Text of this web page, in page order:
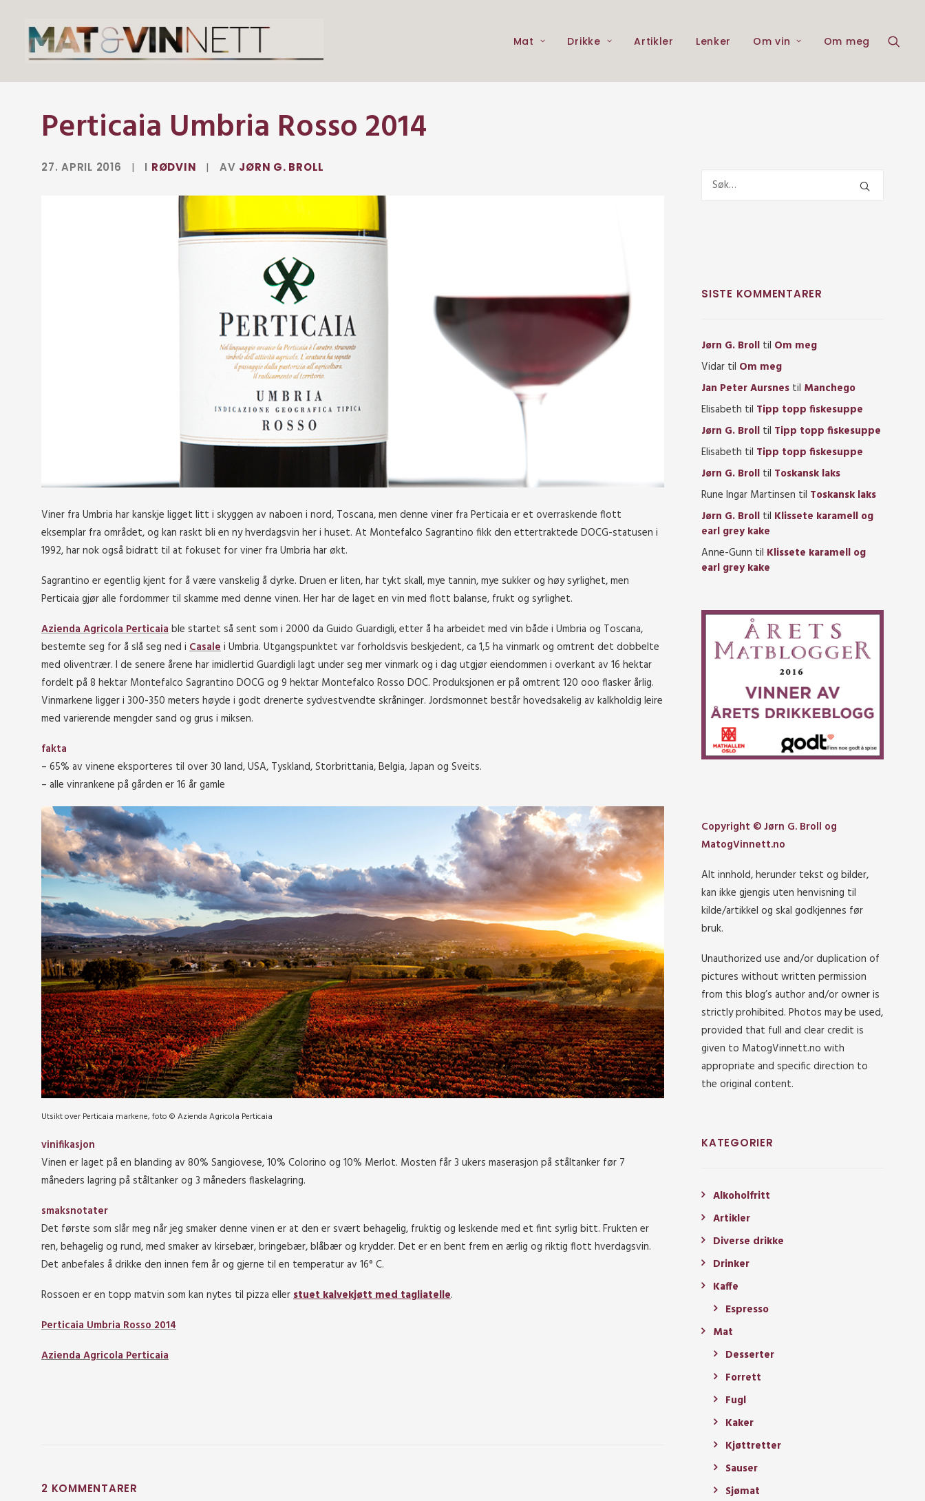
Mat Drikke Artikler Lenker Om vin Om meg
Perticaia Umbria Rosso 2014
27. APRIL 2016 | I RØDVIN | AV JØRN G. BROLL
Viner fra Umbria har kanskje ligget litt i skyggen av naboen i nord, Toscana, men denne viner fra Perticaia er et overraskende flott
eksemplar fra området, og kan raskt bli en ny hverdagsvin her i huset. At Montefalco Sagrantino fikk den ettertraktede DOCG-statusen i
1992, har nok også bidratt til at fokuset for viner fra Umbria har økt.
Sagrantino er egentlig kjent for å være vanskelig å dyrke. Druen er liten, har tykt skall, mye tannin, mye sukker og høy syrlighet, men
Perticaia gjør alle fordommer til skamme med denne vinen. Her har de laget en vin med flott balanse, frukt og syrlighet.
Azienda Agricola Perticaiable startet så sent som i 2000 da Guido Guardigli, etter å ha arbeidet med vin både i Umbria og Toscana,
bestemte seg for å slå seg ned i Casalei Umbria. Utgangspunktet var forholdsvis beskjedent, ca 1,5 ha vinmark og omtrent det dobbelte
med oliventrær. I de senere årene har imidlertid Guardigli lagt under seg mer vinmark og i dag utgjør eiendommen i overkant av 16 hektar
fordelt på 8 hektar Montefalco Sagrantino DOCG og 9 hektar Montefalco Rosso DOC. Produksjonen er på omtrent 120 ooo flasker årlig.
Vinmarkene ligger i 300-350 meters høyde i godt drenerte sydvestvendte skråninger. Jordsmonnet består hovedsakelig av kalkholdig leire
med varierende mengder sand og grus i miksen.
fakta
– 65% av vinene eksporteres til over 30 land, USA, Tyskland, Storbrittania, Belgia, Japan og Sveits.
– alle vinrankene på gården er 16 år gamle
Utsikt over Perticaia markene, foto © Azienda Agricola Perticaia
vinifikasjon
Vinen er laget på en blanding av 80% Sangiovese, 10% Colorino og 10% Merlot. Mosten får 3 ukers maserasjon på ståltanker før 7
måneders lagring på ståltanker og 3 måneders flaskelagring.
smaksnotater
Det første som slår meg når jeg smaker denne vinen er at den er svært behagelig, fruktig og leskende med et fint syrlig bitt. Frukten er
ren, behagelig og rund, med smaker av kirsebær, bringebær, blåbær og krydder. Det er en bent frem en ærlig og riktig flott hverdagsvin.
Det anbefales å drikke den innen fem år og gjerne til en temperatur av 16° C.
Rossoen er en topp matvin som kan nytes til pizza ellerstuet kalvekjøtt med tagliatelle.
Perticaia Umbria Rosso 2014
Azienda Agricola Perticaia
2 KOMMENTARER
SISTE KOMMENTARER
Jørn G. Broll til Om meg
Vidar til Om meg
Jan Peter Aursnes til Manchego
Elisabeth til Tipp topp fiskesuppe
Jørn G. Broll til Tipp topp fiskesuppe
Elisabeth til Tipp topp fiskesuppe
Jørn G. Broll til Toskansk laks
Rune Ingar Martinsen til Toskansk laks
Jørn G. Broll til Klissete karamell og
earl grey kake
Anne-Gunn til Klissete karamell og
earl grey kake
Copyright © Jørn G. Broll og
MatogVinnett.no
Alt innhold, herunder tekst og bilder,
kan ikke gjengis uten henvisning til
kilde/artikkel og skal godkjennes før
bruk.
Unauthorized use and/or duplication of
pictures without written permission
from this blog’s author and/or owner is
strictly prohibited. Photos may be used,
provided that full and clear credit is
given to MatogVinnett.no with
appropriate and specific direction to
the original content.
KATEGORIER
Alkoholfritt
Artikler
Diverse drikke
Drinker
Kaffe
Espresso
Mat
Desserter
Forrett
Fugl
Kaker
Kjøttretter
Sauser
Sjømat